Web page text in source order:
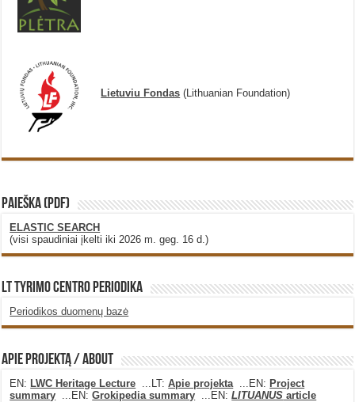
Lietuviu Fondas (Lithuanian Foundation)
PAIEŠKA (PDF)
ELASTIC SEARCH
(visi spaudiniai įkelti iki 2026 m. geg. 16 d.)
LT Tyrimo Centro Periodika
Periodikos duomenų bazė
Apie projektą / About
EN:LWC Heritage Lecture ...LT:Apie projekta ...EN:Project
summary ...EN:Grokipedia summary ...EN:LITUANUS article